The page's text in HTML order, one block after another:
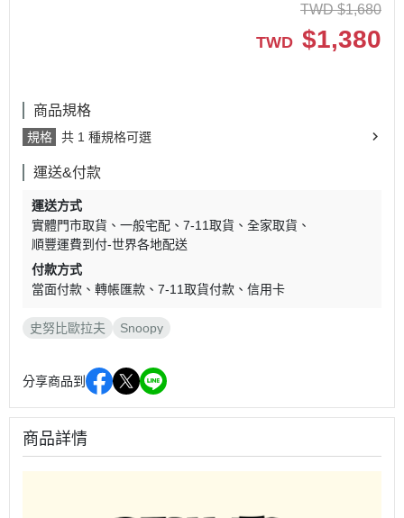
TWD $1,680
TWD $1,380
商品規格
規格 共 1 種規格可選
運送&付款
運送方式
實體門市取貨
一般宅配 7-11取貨
全家取貨
順豐運費到付-世界各地配送
付款方式
當面付款
轉帳匯款 7-11取貨付款 信用卡
史努比歐拉夫 Snoopy
分享商品到
商品詳情